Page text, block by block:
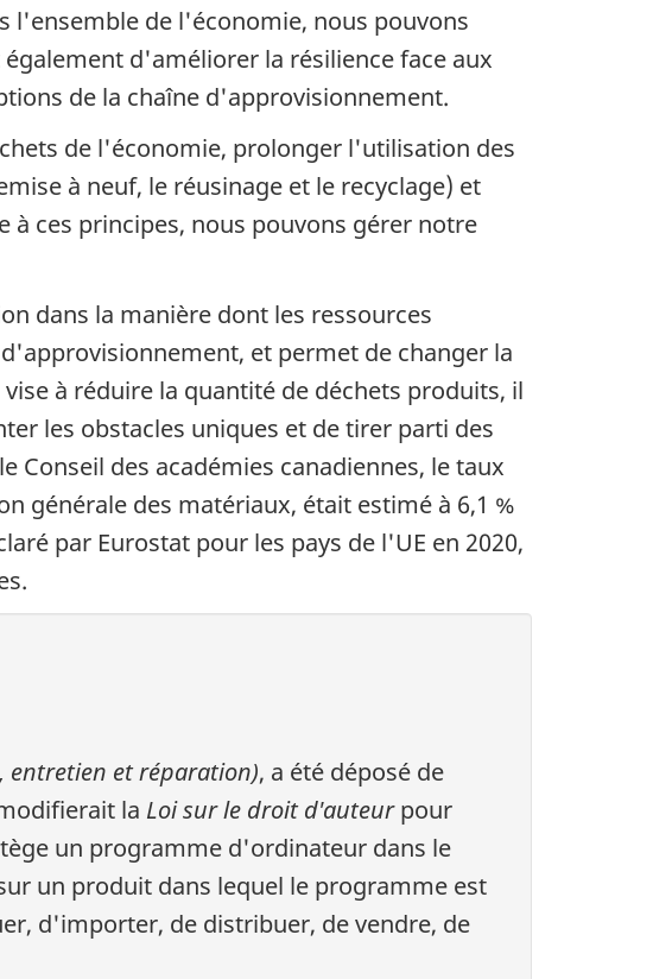
l'ensemble de l'économie, nous pouvons
d'améliorer la résilience face aux
de la chaîne d'approvisionnement.
de l'économie, prolonger l'utilisation des
à neuf, le réusinage et le recyclage) et
à ces principes, nous pouvons gérer notre
dans la manière dont les ressources
et permet de changer la
à réduire la quantité de déchets produits, il
les obstacles uniques et de tirer parti des
Conseil des académies canadiennes, le taux
générale des matériaux, était estimé à 6,1 %
par Eurostat pour les pays de l'UE en 2020,
entretien et réparation), a été déposé de
la Loi sur le droit d'auteurpour
un programme d'ordinateur dans le
un produit dans lequel le programme est
d'importer, de distribuer, de vendre, de